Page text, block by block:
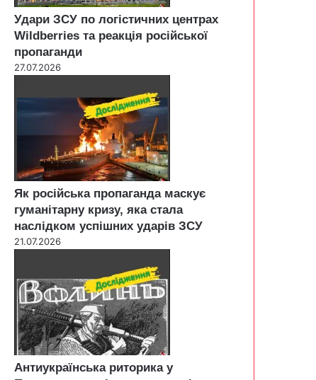
Удари ЗСУ по логістичних центрах
Wildberries та реакція російської
пропаганди
27.07.2026
Як російська пропаганда маскує
гуманітарну кризу, яка стала
наслідком успішних ударів ЗСУ
21.07.2026
Антиукраїнська риторика у